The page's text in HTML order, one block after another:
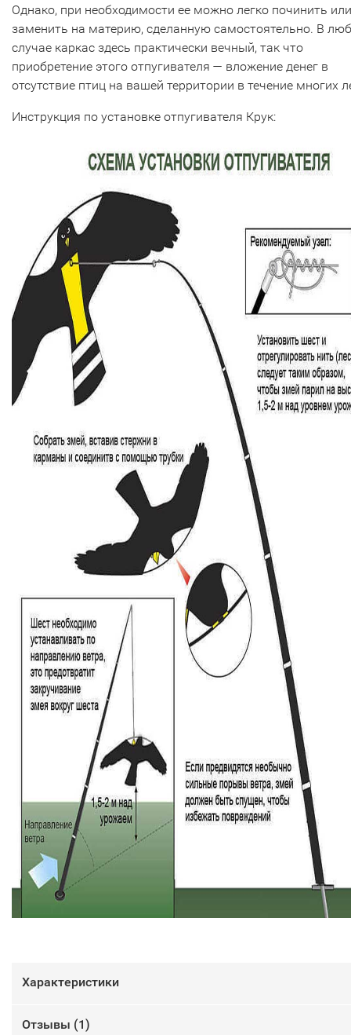
Однако, при необходимости ее можно легко починить или
заменить на материю, сделанную самостоятельно. В
случае каркас здесь практически вечный, так что
приобретение этого отпугивателя — вложение денег в
отсутствие птиц на вашей территории в течение многих
Инструкция по установке отпугивателя Крук:
Характеристики
Отзывы (1)